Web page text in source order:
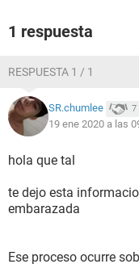
1 respuesta
RESPUESTA 1 / 1
SR.chumlee 7
19 ene 2020 a las
hola que tal
te dejo esta
embarazada
Ese proceso ocurre